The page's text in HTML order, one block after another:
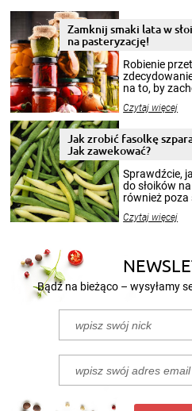
Zamknij smaki lata w
na pasteryzację!
Robienie
na to, by
krajobrazów,
pełni poczuć
miesięcy.
patenty,
przetworów.
Czytaj więcej
Jak zrobić fasolkę
Jak zawekować?
Sprawdźcie,
do słoików
również poza
nasze
Czytaj więcej
Bądź na bieżąco – wysyłamy